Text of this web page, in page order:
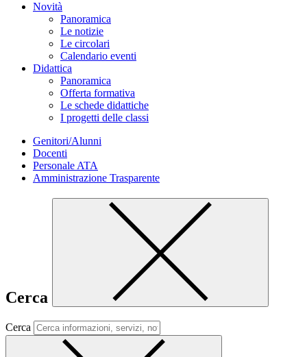
Novità
Panoramica
Le notizie
Le circolari
Calendario eventi
Didattica
Panoramica
Offerta formativa
Le schede didattiche
I progetti delle classi
Genitori/Alunni
Docenti
Personale ATA
Amministrazione Trasparente
Cerca
Cerca